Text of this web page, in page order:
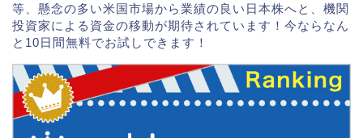
等、懸念の多い米国市場から業績の良い日本株へと、機関
投資家による資金の移動が期待されています！今ならなん
と10日間無料でお試しできます！